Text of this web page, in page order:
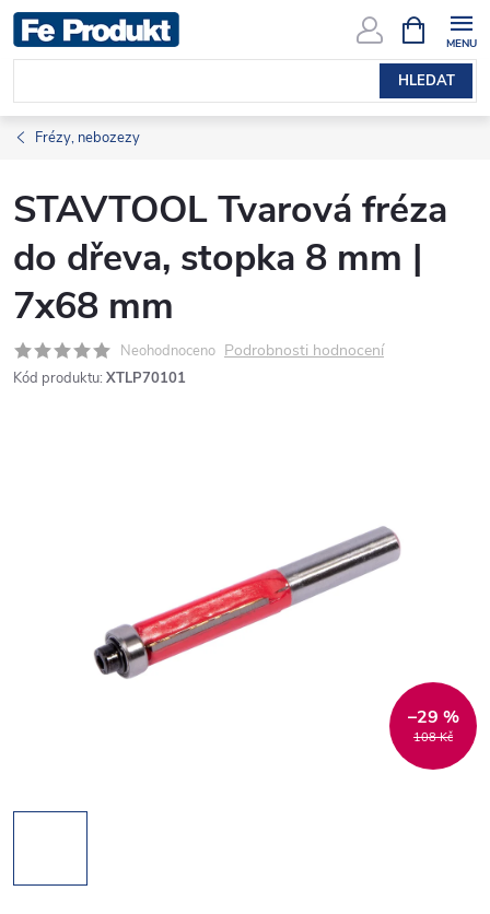
Přejít
na
obsah
HLEDAT
NÁKUPNÍ
KOŠÍK
Frézy, nebozezy
STAVTOOL Tvarová fréza
do dřeva, stopka 8 mm |
7x68 mm
Neohodnoceno Podrobnosti hodnocení
Kód produktu: XTLP70101
108 Kč
–29 %